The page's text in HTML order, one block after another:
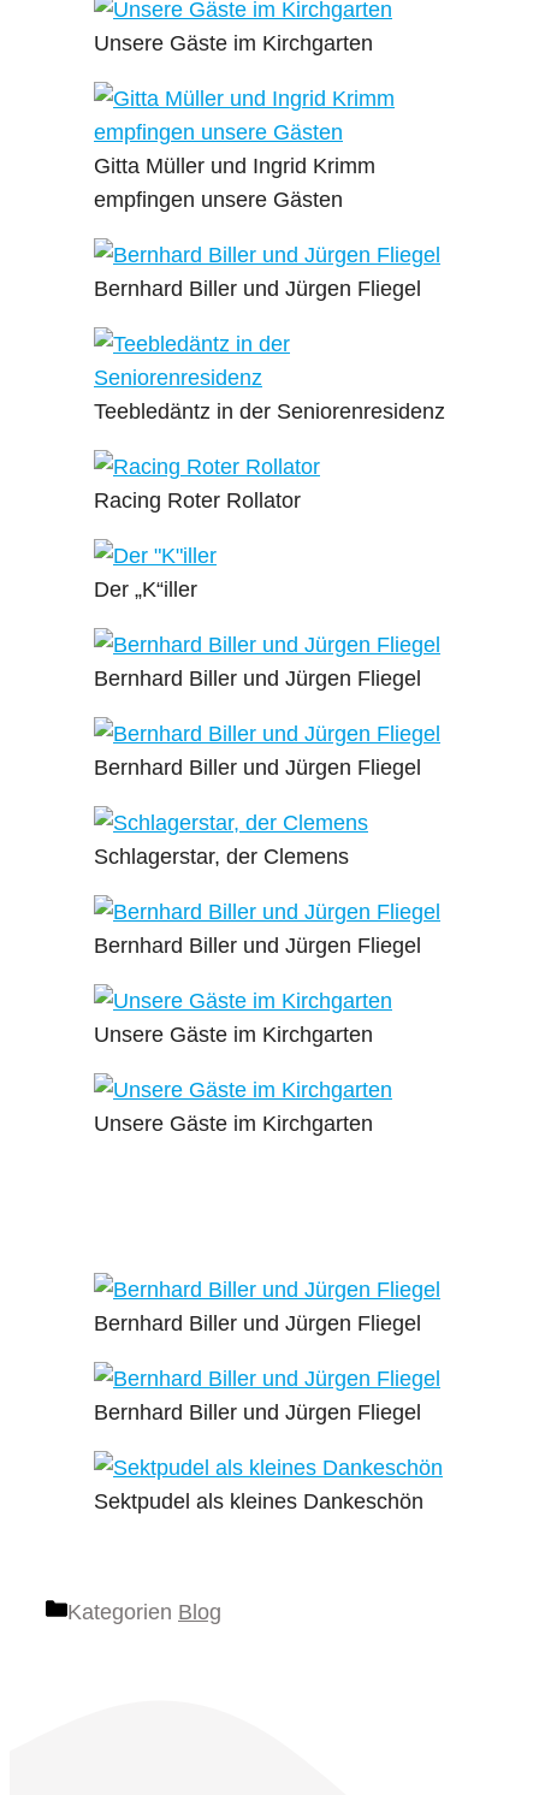
Unsere Gäste im Kirchgarten
Gitta Müller und Ingrid Krimm
empfingen unsere Gästen
Bernhard Biller und Jürgen Fliegel
Teebledäntz in der Seniorenresidenz
Racing Roter Rollator
Der „K“iller
Bernhard Biller und Jürgen Fliegel
Bernhard Biller und Jürgen Fliegel
Schlagerstar, der Clemens
Bernhard Biller und Jürgen Fliegel
Unsere Gäste im Kirchgarten
Unsere Gäste im Kirchgarten
Bernhard Biller und Jürgen Fliegel
Bernhard Biller und Jürgen Fliegel
Sektpudel als kleines Dankeschön
Kategorien Blog